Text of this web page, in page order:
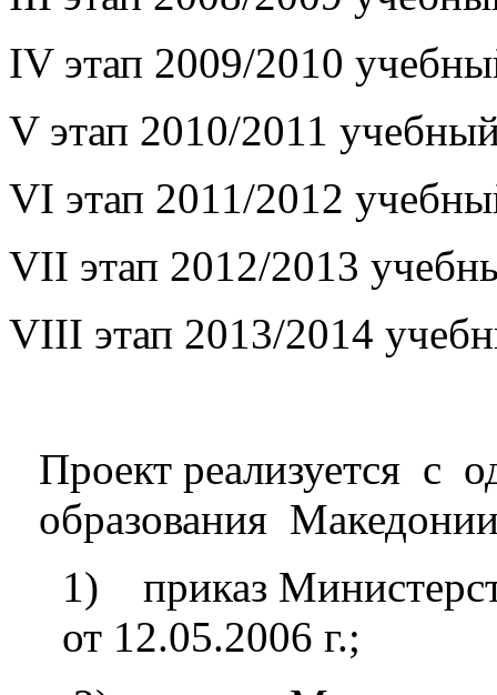
IV этап 2009/2010
V этап 2010/2011
VI этап 2011/2012
VII этап 2012/2013
VIII этап 2013/2014
Проект реализуется с
образования
1) приказ
от 12.05.2006 г.;